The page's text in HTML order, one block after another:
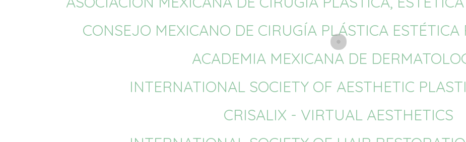
CONSEJO MEXICANO DE CIRUGÍA PLÁSTICA
ACADEMIA MEXICANA DE
INTERNATIONAL SOCIETY OF AESTHETIC
CRISALIX - VIRTUAL AESTHETICS